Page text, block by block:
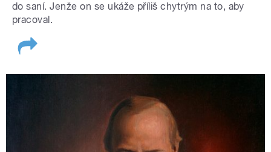
do saní. Jenže on se ukáže příliš chytrým na to, aby
pracoval.